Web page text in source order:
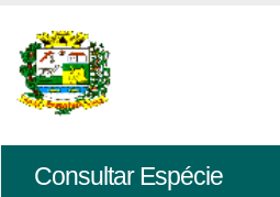
Consultar Espécie